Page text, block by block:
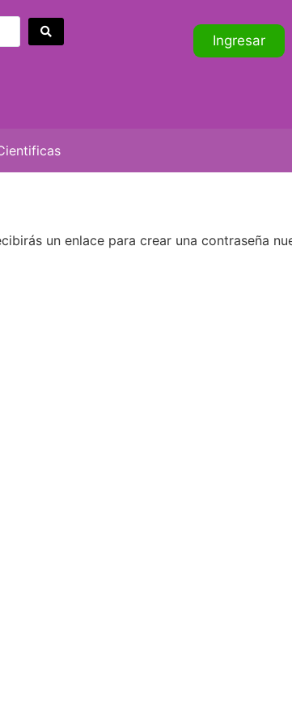
Ingresar
un enlace para crear una contraseña